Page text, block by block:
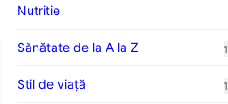
Nutritie
Sănătate de la A la Z
Stil de viaţă